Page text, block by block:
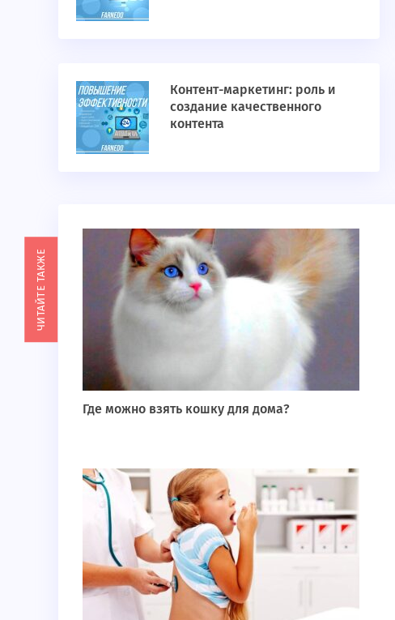
Контент-маркетинг: роль и
создание качественного
контента
ЧИТАЙТЕ ТАКЖЕ
Где можно взять кошку для дома?